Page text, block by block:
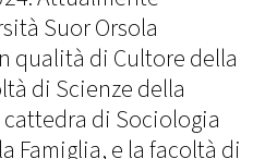
Suor Orsola
qualità di Cultore della
di Scienze della
di Sociologia
Famiglia, e la facoltà di